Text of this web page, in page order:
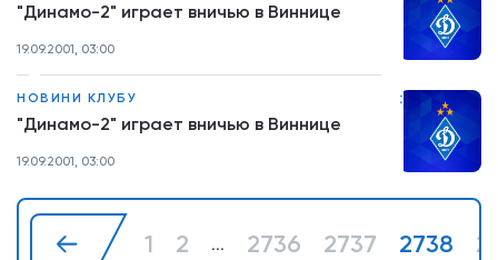
"Динамо-2" играет вничью в Виннице
19.09.2001, 03:00
:
НОВИНИ КЛУБУ
"Динамо-2" играет вничью в Виннице
19.09.2001, 03:00
1 2 ... 2736 2737 2738